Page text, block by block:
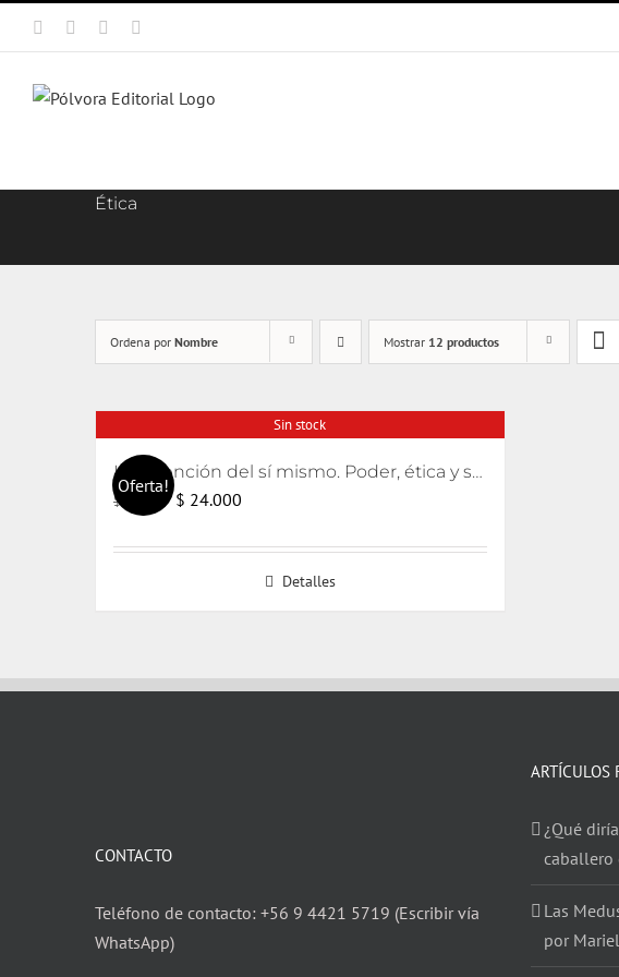
Facebook Instagram
Ética
Ordena por Nombre Mostrar 12 productos
Sin stock
Oferta!
La invención del sí mismo. Poder, ética y subjetivación
$
El
original
$ 24.000
actual
Detalles
CONTACTO
Teléfono de contacto: +56 9 4421 5719 (Escribir vía
WhatsApp)
ARTÍCULOS
¿Qué
caballero
Las
por